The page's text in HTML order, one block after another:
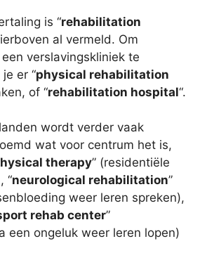
is “rehabilitation
al vermeld. Om
verslavingskliniek te
er “physical rehabilitation
of “rehabilitation hospital“.
wordt verder vaak
wat voor centrum het is,
therapy” (residentiële
“neurological rehabilitation”
weer leren spreken),
rehab center”
een ongeluk weer leren lopen)